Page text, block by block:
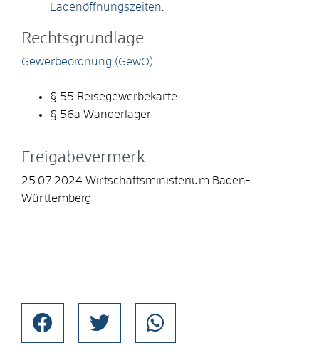
Ladenöffnungszeiten
Rechtsgrundlage
Gewerbeordnung (GewO)
§ 55 Reisegewerbekarte
§ 56a Wanderlager
Freigabevermerk
25.07.2024 Wirtschaftsministerium Baden-
Württemberg